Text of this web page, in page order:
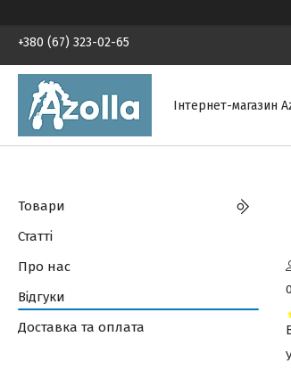
+380 (67) 323-02-65
Інтернет-магазин
Товари
Статті
Про нас
Відгуки
Доставка та оплата